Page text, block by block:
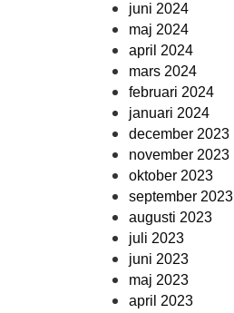
juni 2024
maj 2024
april 2024
mars 2024
februari 2024
januari 2024
december 2023
november 2023
oktober 2023
september 2023
augusti 2023
juli 2023
juni 2023
maj 2023
april 2023